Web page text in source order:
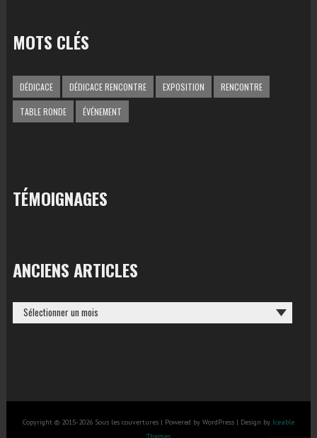
MOTS CLÉS
DÉDICACE DÉDICACE RENCONTRE EXPOSITION RENCONTRE
TABLE RONDE ÉVÉNEMENT
TÉMOIGNAGES
ANCIENS ARTICLES
ANCIENS
Copyright © 2015-2026 Sous les couvertures | Powered by WordPress | Design by Iceable